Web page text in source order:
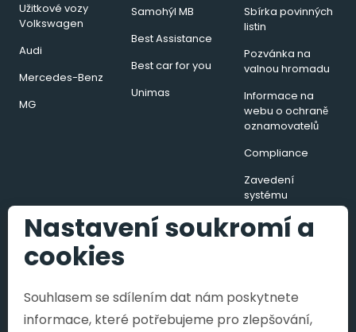
Nastavení soukromí a
cookies
Souhlasem se sdílením dat nám poskytnete
informace, které potřebujeme pro zlepšování,
Užitkové vozy
Volkswagen
Audi
Mercedes-Benz
MG
Samohýl MB
Best Assistance
Best car for you
Unimas
Sbírka povinných
listin
Pozvánka na
valnou hromadu
Informace na
webu o ochraně
oznamovatelů
Compliance
Zavedení
systému
hospodaření s
energií v podobě
energetického